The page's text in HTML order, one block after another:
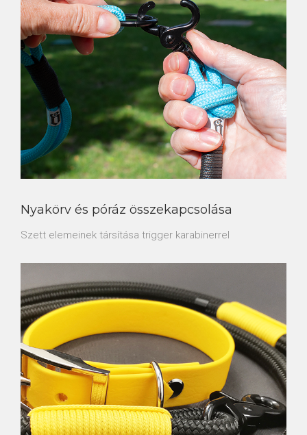
Nyakörv és póráz összekapcsolása
Szett elemeinek társítása trigger karabinerrel